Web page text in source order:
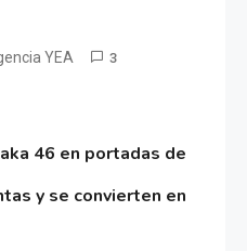
YEA 3
46 en portadas de
y se convierten en